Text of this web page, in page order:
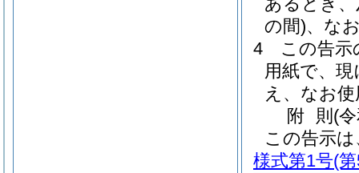
の間)、な
4
この告示
用紙で、
え、なお
附 則 (
この告示
様式第1号(